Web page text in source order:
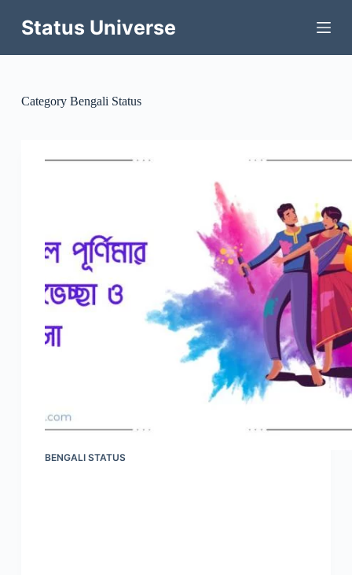
contentStatus Universe
CategoryBengali Status
BENGALI STATUS